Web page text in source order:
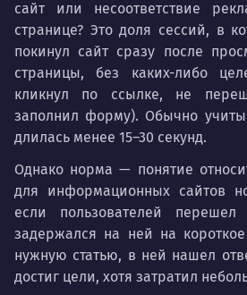
сайт или несоответствие
странице? Это доля сессий, в
покинул сайт сразу после
страницы, без каких-либо
кликнул по ссылке, не
заполнил форму). Обычно
длилась менее 15–30 секунд.
Однако норма — понятие
для информационных сайтов
если пользователей
задержался на ней на
нужную статью, в ней нашел
достиг цели, хотя затратил